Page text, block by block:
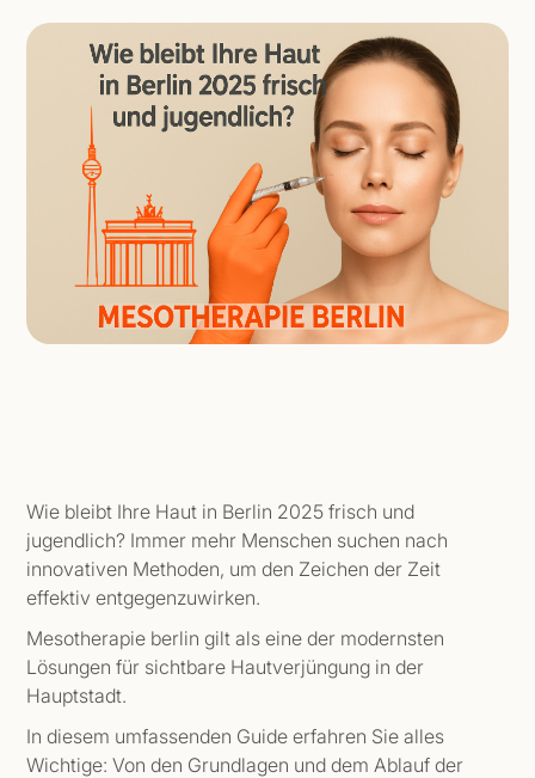
Wie bleibt Ihre Haut in Berlin 2025 frisch und
jugendlich? Immer mehr Menschen suchen nach
innovativen Methoden, um den Zeichen der Zeit
effektiv entgegenzuwirken.
Mesotherapie berlin gilt als eine der modernsten
Lösungen für sichtbare Hautverjüngung in der
Hauptstadt.
In diesem umfassenden Guide erfahren Sie alles
Wichtige: Von den Grundlagen und dem Ablauf der